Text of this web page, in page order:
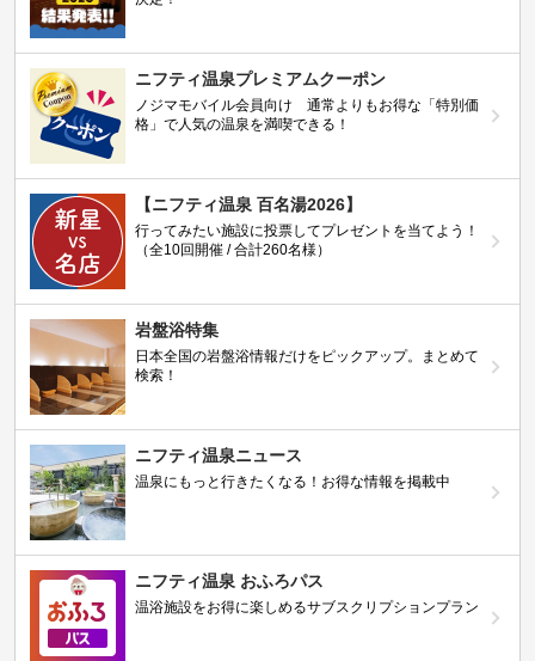
ニフティ温泉プレミアムクーポン
ノジマモバイル会員向け 通常よりもお得な「特別価
格」で人気の温泉を満喫できる！
【ニフティ温泉 百名湯2026】
行ってみたい施設に投票してプレゼントを当てよう！
（全10回開催 / 合計260名様）
岩盤浴特集
日本全国の岩盤浴情報だけをピックアップ。まとめて
検索！
ニフティ温泉ニュース
温泉にもっと行きたくなる！お得な情報を掲載中
ニフティ温泉 おふろパス
温浴施設をお得に楽しめるサブスクリプションプラン